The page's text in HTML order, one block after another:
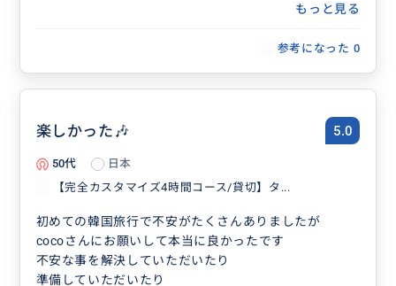
もっと見る
参考になった 0
楽しかった🎶 5.0
50代
日本
【完全カスタマイズ4時間コース/貸切】タ...
初めての韓国旅行で不安がたくさんありましたが
cocoさんにお願いして本当に良かったです
不安な事を解決していただいたり
準備していただいたり